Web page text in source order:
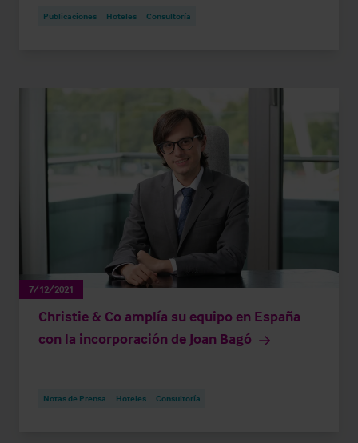
Publicaciones Hoteles Consultoría
7/12/2021
Christie & Co amplía su equipo en España
con la incorporación de Joan Bagó
Notas de Prensa Hoteles Consultoría